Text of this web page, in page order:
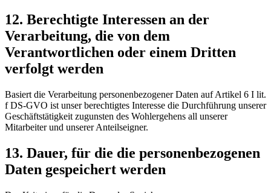
12. Berechtigte Interessen an der
Verarbeitung, die von dem
Verantwortlichen oder einem Dritten
verfolgt werden
Basiert die Verarbeitung personenbezogener Daten auf Artikel 6 I lit.
f DS-GVO ist unser berechtigtes Interesse die Durchführung unserer
Geschäftstätigkeit zugunsten des Wohlergehens all unserer
Mitarbeiter und unserer Anteilseigner.
13. Dauer, für die die personenbezogenen
Daten gespeichert werden